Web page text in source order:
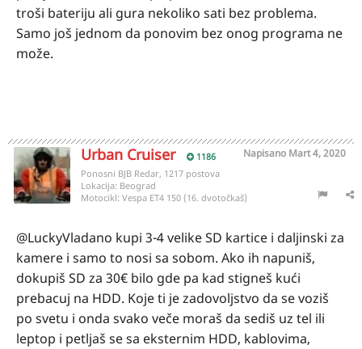
troši bateriju ali gura nekoliko sati bez problema.
Samo još jednom da ponovim bez onog programa ne
može.
Urban Cruiser 1186 Napisano Mart 4, 2020
Ponosni BJB Redar, 1217 postova
Lokacija: Beograd
Motocikl: Vespa ET4 150 (16. dvotočkaš)
@LuckyVladano kupi 3-4 velike SD kartice i daljinski za
kamere i samo to nosi sa sobom. Ako ih napuniš,
dokupiš SD za 30€ bilo gde pa kad stigneš kući
prebacuj na HDD. Koje ti je zadovoljstvo da se voziš
po svetu i onda svako veče moraš da sediš uz tel ili
leptop i petljaš se sa eksternim HDD, kablovima,